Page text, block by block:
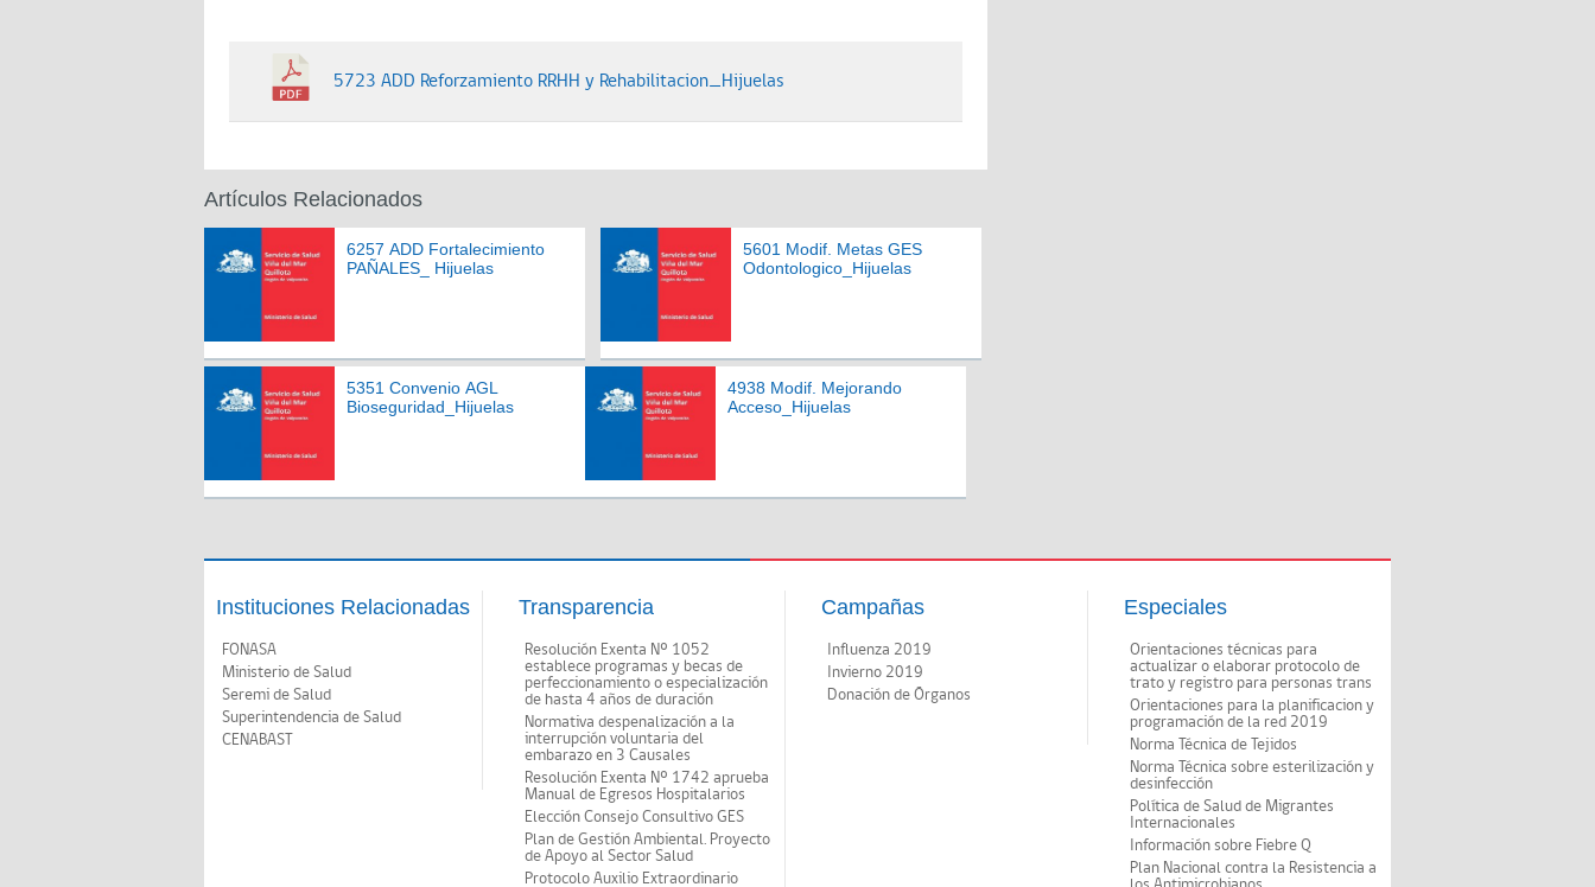
5723 ADD Reforzamiento RRHH y Rehabilitacion_Hijuelas
Artículos Relacionados
6257 ADD Fortalecimiento
PAÑALES_ Hijuelas
5601 Modif. Metas GES
Odontologico_Hijuelas
5351 Convenio AGL
Bioseguridad_Hijuelas
4938 Modif. Mejorando
Acceso_Hijuelas
Instituciones Relacionadas
FONASA
Ministerio de Salud
Seremi de Salud
Superintendencia de Salud
CENABAST
Transparencia
Resolución Exenta Nº 1052
establece programas y becas de
perfeccionamiento o especialización
de hasta 4 años de duración
Normativa despenalización a la
interrupción voluntaria del
embarazo en 3 Causales
Resolución Exenta Nº 1742 aprueba
Manual de Egresos Hospitalarios
Elección Consejo Consultivo GES
Plan de Gestión Ambiental. Proyecto
de Apoyo al Sector Salud
Protocolo Auxilio Extraordinario
Campañas
Influenza 2019
Invierno 2019
Donación de Órganos
Especiales
Orientaciones técnicas para
actualizar o elaborar protocolo de
trato y registro para personas trans
Orientaciones para la planificacion y
programación de la red 2019
Norma Técnica de Tejidos
Norma Técnica sobre esterilización y
desinfección
Política de Salud de Migrantes
Internacionales
Información sobre Fiebre Q
Plan Nacional contra la Resistencia a